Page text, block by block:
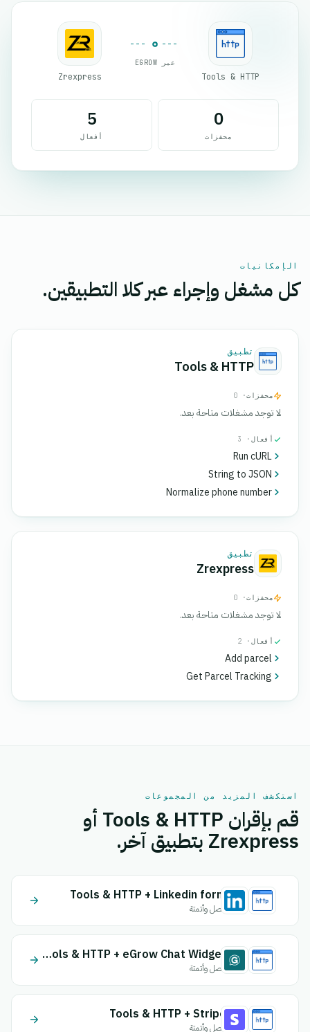
Tools & HTTP
عبر EGROW
Zrexpress
0
محفزات
5
أفعال
الإمكانيات
كل مشغل وإجراء عبر كلا التطبيقين.
تطبيق
Tools & HTTP
محفزات· 0
لا توجد مشغلات متاحة بعد.
أفعال · 3
Run cURL
String to JSON
Normalize phone number
تطبيق
Zrexpress
محفزات· 0
لا توجد مشغلات متاحة بعد.
أفعال · 2
Add parcel
Get Parcel Tracking
استكشف المزيد من المجموعات
قم بإقران Tools & HTTP أو
Zrexpress بتطبيق آخر.
Tools & HTTP + Linkedin form
اتصل وأتمتة
Tools & HTTP + eGrow Chat Widget
اتصل وأتمتة
Tools & HTTP + Stripe
اتصل وأتمتة